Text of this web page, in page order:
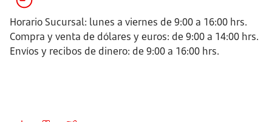
Horario Sucursal: lunes a viernes de 9:00 a 16:00 hrs.
Compra y venta de dólares y euros: de 9:00 a 14:00 hrs.
Envíos y recibos de dinero: de 9:00 a 16:00 hrs.